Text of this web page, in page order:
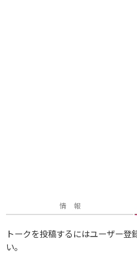
情 報
トークを投稿するにはユーザー
い。